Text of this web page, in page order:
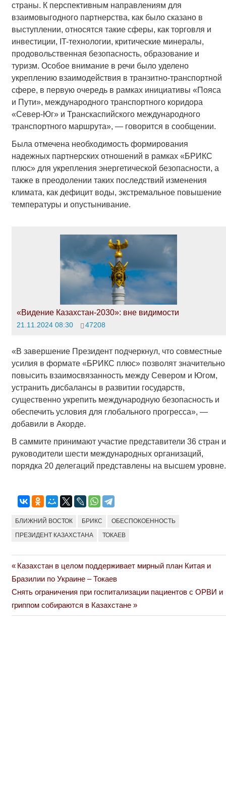
страны. К перспективным направлениям для
взаимовыгодного партнерства, как было сказано в
выступлении, относятся такие сферы, как торговля и
инвестиции, IT-технологии, критические минералы,
продовольственная безопасность, образование и
туризм. Особое внимание в речи было уделено
укреплению взаимодействия в транзитно-транспортной
сфере, в первую очередь в рамках инициативы «Пояса
и Пути», международного транспортного коридора
«Север-Юг» и Транскаспийского международного
транспортного маршрута», — говорится в сообщении.
Была отмечена необходимость формирования
надежных партнерских отношений в рамках «БРИКС
плюс» для укрепления энергетической безопасности, а
также в преодолении таких последствий изменения
климата, как дефицит воды, экстремальное повышение
температуры и опустынивание.
«Видение Казахстан-2030»: вне видимости
21.11.2024 08:30 47208
«В завершение Президент подчеркнул, что совместные
усилия в формате «БРИКС плюс» позволят значительно
повысить взаимосвязанность между Севером и Югом,
устранить дисбалансы в развитии государств,
существенно укрепить международную безопасность и
обеспечить условия для глобального прогресса», —
добавили в Акорде.
В саммите принимают участие представители 36 стран и
руководители шести международных организаций,
порядка 20 делегаций представлены на высшем уровне.
БЛИЖНИЙ ВОСТОК БРИКС ОБЕСПОКОЕННОСТЬ
ПРЕЗИДЕНТ КАЗАХСТАНА ТОКАЕВ
Навигация
по
записям
Previous
Post:
Казахстан в целом поддерживает мирный план Китая и
Бразилии по Украине – Токаев
Next
Post:
Снять ограничения при госпитализации пациентов с ОРВИ и
гриппом собираются в Казахстане